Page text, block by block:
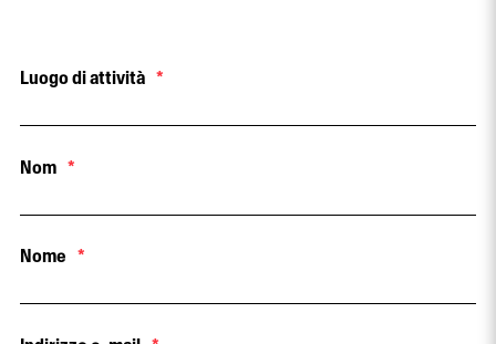
Luogo di attività *
Nom *
Nome *